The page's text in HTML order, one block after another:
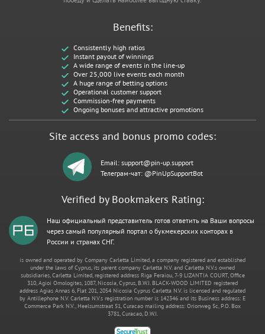
Benefits:
Consistently high ratios
Instant payout of winnings
A wide range of events in the line-up
Over 25,000 live events each month
A huge range of betting options
Operational customer support
Commission-free payments
Ongoing bonuses and attractive promotions
Site access and bonus promo codes:
Email: support@pin-up.support
Телеграм-чат: @PinUpSupportBot
Verified by Bookmakers Rating:
Наш официальный представитель готов ответить на Ваши вопросы
через самый популярный портал о букмекерских конторах в
России и странах СНГ.
is owned and operated by Company Carletta Limited, a company registered and established
under the laws of Cyprus, its parent company Carletta N.V. and Carletta N.V.s owned
subsidiaries, Carletta Limited, registered address Riga Feraiou, 7-9 LIZANTIA COURT, Office
310, Agioi Omologites, 1087, Nicosia, Cyprus, B.W.I. BLACK-WOOD LIMITED registered
address Agias Annas 6, Flat 201, 2054 Nicosia Cyprus Carletta N.V. is licensed and regulated
by Antillephone N.V. Carletta N.V.s registration number is 142346 and its Business address: E
Commerce Park N.V., Heelsumstraat 51, Curacao mailing address: Orionweg 5c, P.O. Box
3781, Curacao, D.W.I.